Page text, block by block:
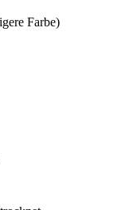
Farbe)